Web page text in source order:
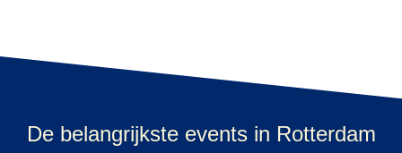
De belangrijkste events in Rotterdam